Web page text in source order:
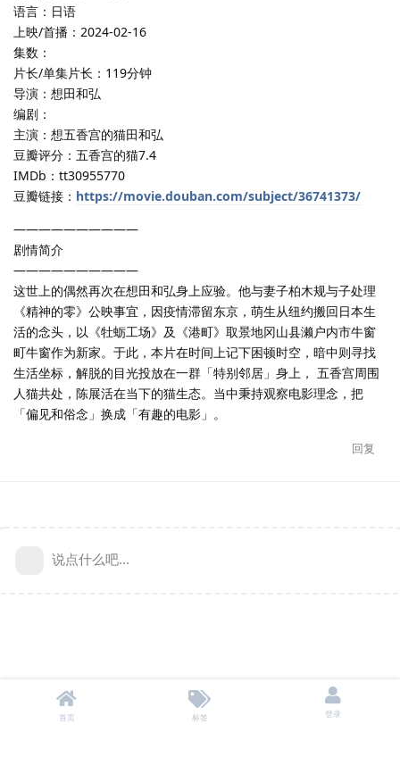
语言：日语
上映/首播：2024-02-16
集数：
片长/单集片长：119分钟
导演：想田和弘
编剧：
主演：想五香宫的猫田和弘
豆瓣评分：五香宫的猫7.4
IMDb：tt30955770
豆瓣链接： https://movie.douban.com/subject/36741373/
——————————
剧情简介
——————————
这世上的偶然再次在想田和弘身上应验。他与妻子柏木规与子处理
《精神的零》公映事宜，因疫情滞留东京，萌生从纽约搬回日本生
活的念头，以《牡蛎工场》及《港町》取景地冈山县濑户内市牛窗
町牛窗作为新家。于此，本片在时间上记下困顿时空，暗中则寻找
生活坐标，解脱的目光投放在一群「特别邻居」身上， 五香宫周围
人猫共处，陈展活在当下的猫生态。当中秉持观察电影理念，把
「偏见和俗念」换成「有趣的电影」。
回复
说点什么吧...
首页 标签 登录